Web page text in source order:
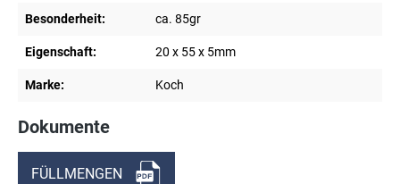
Besonderheit: ca. 85gr
Eigenschaft: 20 x 55 x 5mm
Marke: Koch
Dokumente
FÜLLMENGEN